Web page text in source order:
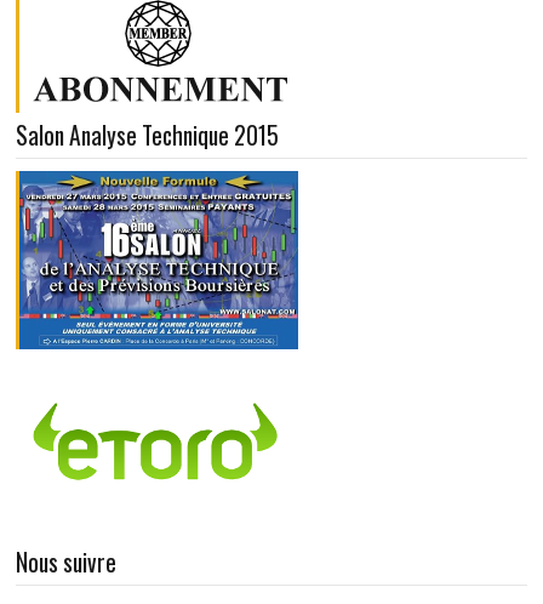
Salon Analyse Technique 2015
Nous suivre